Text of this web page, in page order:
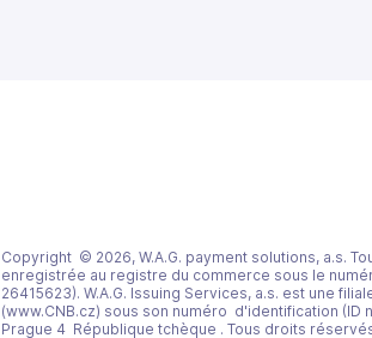
Copyright © 2026, W.A.G. payment solutions, a.s.
enregistrée au registre du commerce sous le
26415623). W.A.G. Issuing Services, a.s. est une
(www.CNB.cz) sous son numéro d'identification
Prague 4 République tchèque . Tous droits